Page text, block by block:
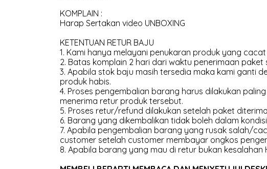
KOMPLAIN :
Harap Sertakan video UNBOXING
KETENTUAN RETUR BAJU
1. Kami hanya melayani penukaran produk yang
2. Batas komplain 2 hari dari waktu penerimaan
3. Apabila stok baju masih tersedia maka kami ganti
produk habis.
4. Proses pengembalian barang harus dilakukan
menerima retur produk tersebut.
5. Proses retur/refund dilakukan setelah paket
6. Barang yang dikembalikan tidak boleh dalam
7. Apabila pengembalian barang yang rusak salah/
customer setelah customer membayar ongkos
8. Apabila barang yang mau di retur bukan